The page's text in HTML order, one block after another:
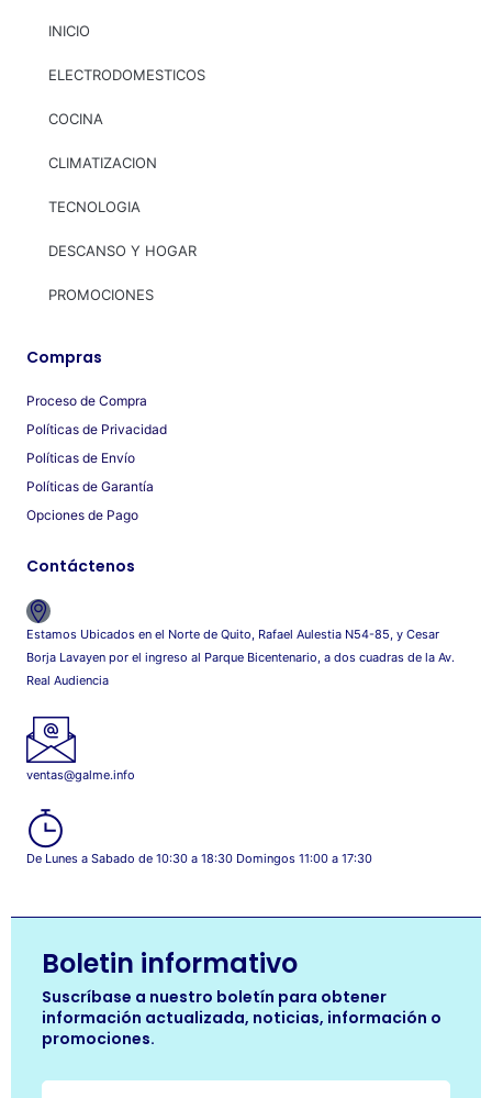
INICIO
ELECTRODOMESTICOS
COCINA
CLIMATIZACION
TECNOLOGIA
DESCANSO Y HOGAR
PROMOCIONES
Compras
Proceso de Compra
Políticas de Privacidad
Políticas de Envío
Políticas de Garantía
Opciones de Pago
Contáctenos
Estamos Ubicados en el Norte de Quito, Rafael Aulestia N54-85, y Cesar
Borja Lavayen por el ingreso al Parque Bicentenario, a dos cuadras de la Av.
Real Audiencia
ventas@galme.info
De Lunes a Sabado de 10:30 a 18:30 Domingos 11:00 a 17:30
Boletin informativo
Suscríbase a nuestro boletín para obtener
información actualizada, noticias, información o
promociones.